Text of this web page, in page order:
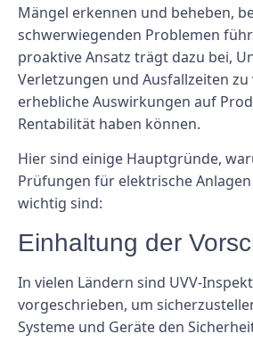
Mängel erkennen und beheben,
schwerwiegenden Problemen
proaktive Ansatz trägt dazu bei,
Verletzungen und Ausfallzeiten
erhebliche Auswirkungen auf
Rentabilität haben können.
Hier sind einige Hauptgründe,
Prüfungen für elektrische
wichtig sind:
Einhaltung der
In vielen Ländern sind UVV-
vorgeschrieben, um
Systeme und Geräte den